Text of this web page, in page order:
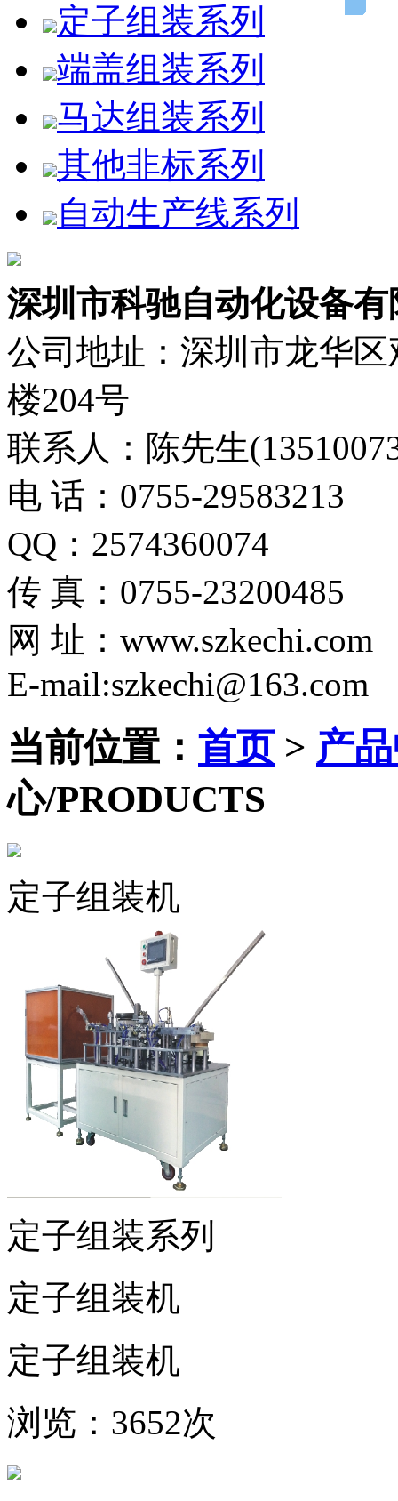
定子组装系列
端盖组装系列
马达组装系列
其他非标系列
自动生产线系列
深圳市科驰自动化设备有
公司地址：深圳市龙华
楼204号
联系人：陈先生
电 话：0755-29583213
QQ：2574360074
传 真：0755-23200485
网 址：www.szkechi.com
E-mail:szkechi@163.com
当前位置： 首页> 产
心/PRODUCTS
定子组装机
定子组装系列
定子组装机
定子组装机
浏览：3652次